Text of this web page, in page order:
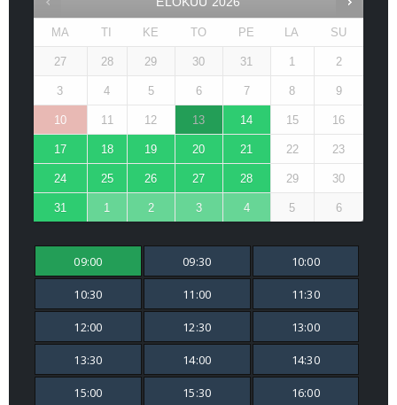
MA TI KE TO PE LA SU
27 28 29 30 31 1 2
3 4 5 6 7 8 9
10 11 12 13 14 15 16
17 18 19 20 21 22 23
24 25 26 27 28 29 30
31 1 2 3 4 5 6
09:00 09:30 10:00
10:30 11:00 11:30
12:00 12:30 13:00
13:30 14:00 14:30
15:00 15:30 16:00